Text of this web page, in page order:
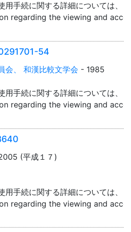
手続に関する詳細については、「
regarding the viewing and
54
会、 和漢比較文学会 - 1985
手続に関する詳細については、「
regarding the viewing and
(平成１７)
手続に関する詳細については、「
regarding the viewing and